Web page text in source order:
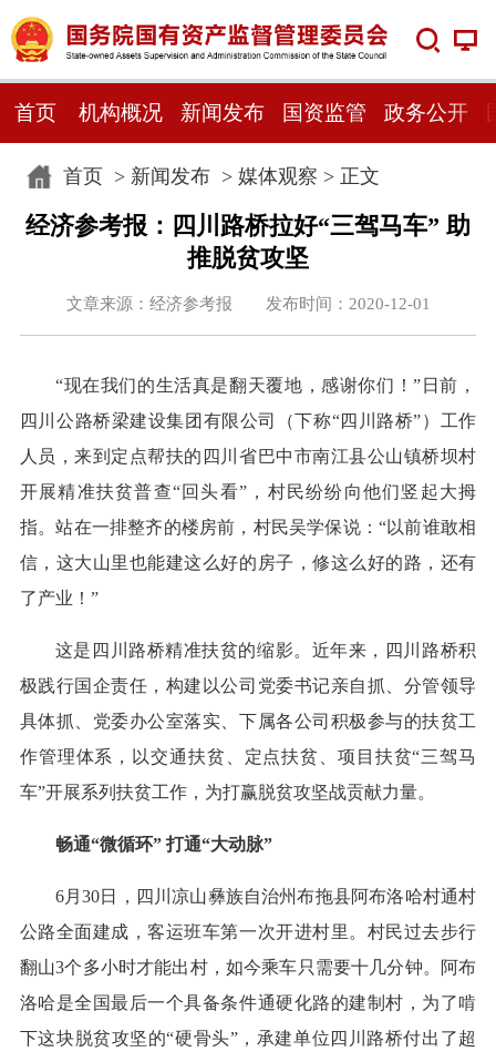
首页 机构概况 新闻发布 国资监管 政务公开
首页> 新闻发布> 媒体观察 > 正文
经济参考报：四川路桥拉好“三驾马车” 助
推脱贫攻坚
文章来源：经济参考报 发布时间：2020-12-01
“现在我们的生活真是翻天覆地，感谢你们！”日前，
四川公路桥梁建设集团有限公司（下称“四川路桥”）工作
人员，来到定点帮扶的四川省巴中市南江县公山镇桥坝村
开展精准扶贫普查“回头看”，村民纷纷向他们竖起大拇
指。站在一排整齐的楼房前，村民吴学保说：“以前谁敢相
信，这大山里也能建这么好的房子，修这么好的路，还有
了产业！”
这是四川路桥精准扶贫的缩影。近年来，四川路桥积
极践行国企责任，构建以公司党委书记亲自抓、分管领导
具体抓、党委办公室落实、下属各公司积极参与的扶贫工
作管理体系，以交通扶贫、定点扶贫、项目扶贫“三驾马
车”开展系列扶贫工作，为打赢脱贫攻坚战贡献力量。
畅通“微循环” 打通“大动脉”
6月30日，四川凉山彝族自治州布拖县阿布洛哈村通村
公路全面建成，客运班车第一次开进村里。村民过去步行
翻山3个多小时才能出村，如今乘车只需要十几分钟。阿布
洛哈是全国最后一个具备条件通硬化路的建制村，为了啃
下这块脱贫攻坚的“硬骨头”，承建单位四川路桥付出了超